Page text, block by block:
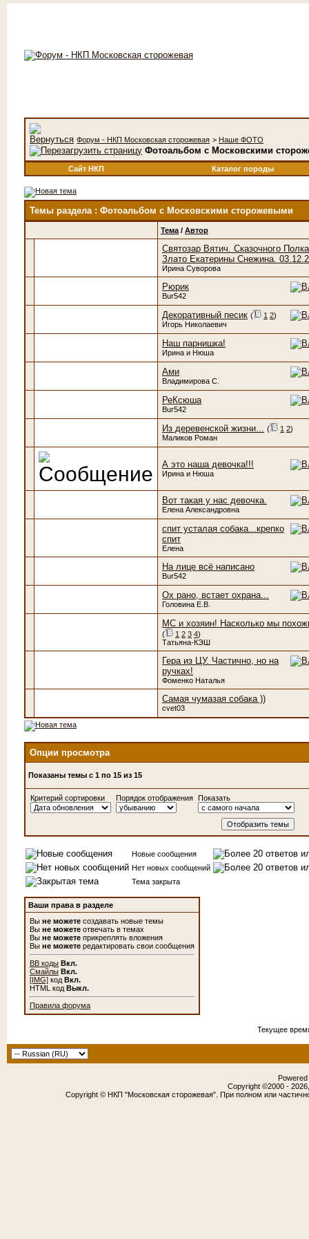
Форум - НКП Московская сторожевая > Наше ФОТО
Фотоальбом с Московскими
Сайт НКП Каталог породы
Темы раздела: Фотоальбом с Московскими сторожевыми
Тема / Автор
Святозар Вятич. Сказочного
Злато Екатерины Снежина.
Ирина Суворова
Рюрик
Bur542
Декоративный песик ( 1 2)
Игорь Николаевич
Наш парнишка!
Ирина и Нюша
Ами
Владимирова С.
РеКсюша
Bur542
Из деревенской жизни... ( 1 2)
Маликов Роман
А это наша девочка!!!
Ирина и Нюша
Вот такая у нас девочка.
Елена Александровна
спит усталая собака...крепко
спит
Елена
На лице всё написано
Bur542
Ох рано, встает охрана...
Головина Е.В.
МС и хозяин! Насколько мы
( 1 2 3 4)
Татьяна-КЭШ
Гера из ЦУ. Частично, но на
ручках!
Фоменко Наталья
Самая чумазая собака ))
cvet03
Опции просмотра
Показаны темы с 1 по 15 из 15
Критерий сортировки Порядок отображения Показать
Новые сообщения
Нет новых сообщений
Тема закрыта
Ваши права в разделе
Вы не можете создавать новые темы
Вы не можете отвечать в темах
Вы не можете прикреплять вложения
Вы не можете редактировать свои сообщения
BB коды Вкл.
Смайлы Вкл.
[IMG] код Вкл.
HTML код Выкл.
Правила форума
Текущее
Copyright ©2000 -
Copyright © НКП "Московская сторожевая". При полном или